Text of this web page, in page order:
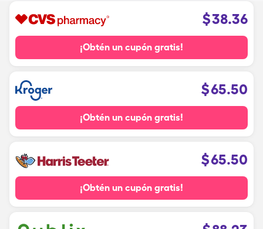
$38.36
¡Obtén un cupón gratis!
$65.50
¡Obtén un cupón gratis!
$65.50
¡Obtén un cupón gratis!